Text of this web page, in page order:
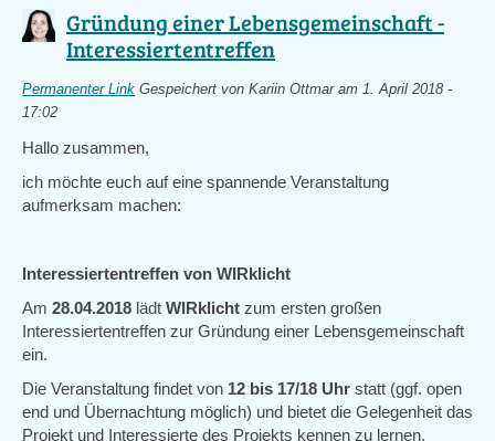
Gründung einer Lebensgemeinschaft -
Interessiertentreffen
Permanenter Link Gespeichert von Kariin Ottmaram 1. April 2018 -
17:02
Hallo zusammen,
ich möchte euch auf eine spannende Veranstaltung
aufmerksam machen:
Interessiertentreffen von WIRklicht
Am 28.04.2018 lädt WIRklicht zum ersten großen
Interessiertentreffen zur Gründung einer Lebensgemeinschaft
ein.
Die Veranstaltung findet von 12 bis 17/18 Uhr statt (ggf. open
end und Übernachtung möglich) und bietet die Gelegenheit das
Projekt und Interessierte des Projekts kennen zu lernen.